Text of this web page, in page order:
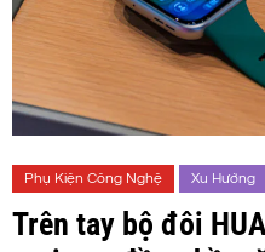
Phụ Kiện Công Nghệ Xu Hướng
Trên tay bộ đôi